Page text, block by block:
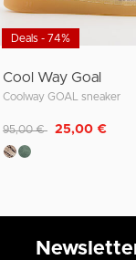
Deals - 74%
Cool Way Goal
Coolway GOAL sneaker
Remise de
95,00 € 25,00 €